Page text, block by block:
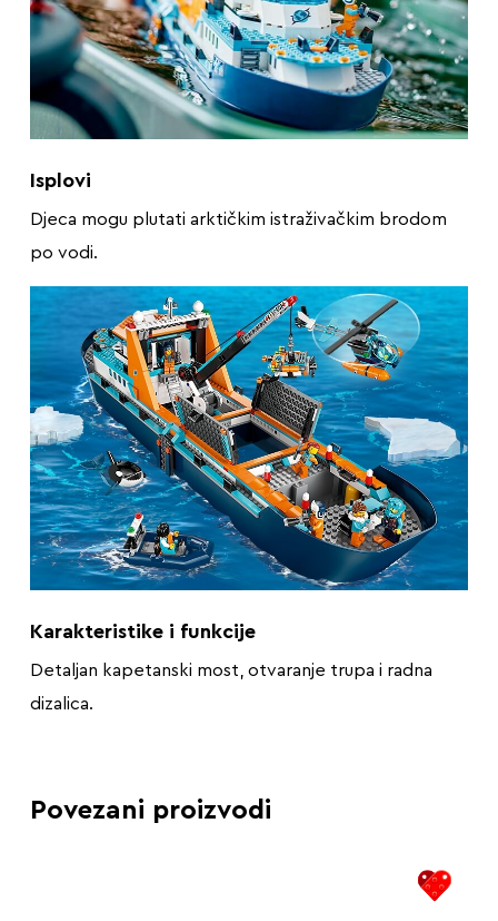
Isplovi
Djeca mogu plutati arktičkim istraživačkim brodom
po vodi.
Karakteristike i funkcije
Detaljan kapetanski most, otvaranje trupa i radna
dizalica.
Povezani proizvodi